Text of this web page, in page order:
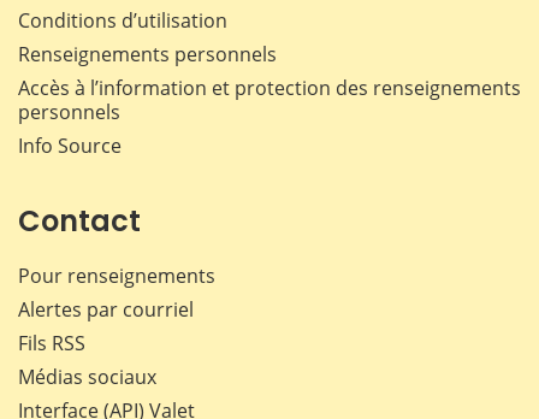
Conditions d’utilisation
Renseignements personnels
Accès à l’information et protection des renseignements
personnels
Info Source
Contact
Pour renseignements
Alertes par courriel
Fils RSS
Médias sociaux
Interface (API) Valet